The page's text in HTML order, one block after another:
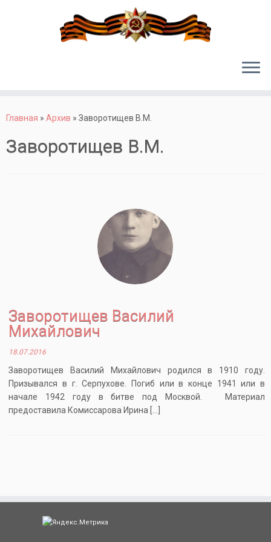
Главная » Архив » Заворотищев В.М.
Заворотищев В.М.
Заворотищев Василий
Михайлович
18.07.2016
Заворотищев Василий Михайлович родился в 1910 году.
Призывался в г. Серпухове. Погиб или в конце 1941 или в
начале 1942 году в битве под Москвой. Материал
предоставила Комиссарова Ирина […]